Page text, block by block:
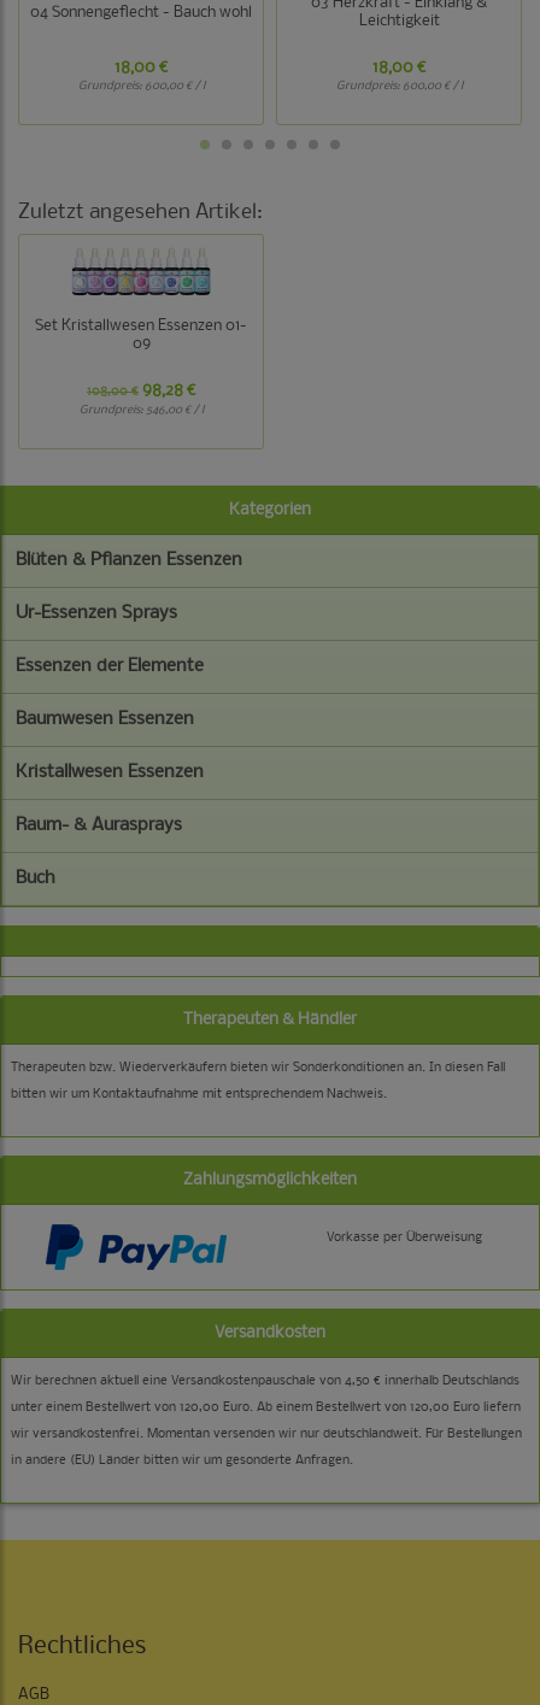
Kategorien
Blüten & Pflanzen Essenzen
Ur-Essenzen Sprays
Essenzen der Elemente
Baumwesen Essenzen
Kristallwesen Essenzen
Raum- & Aurasprays
Buch
04 Sonnengeflecht - Bauch wohl
18,00 €
Grundpreis: 600,00 € / l
03 Herzkraft - Einklang &
Leichtigkeit
18,00 €
Grundpreis: 600,00 € / l
Zuletzt angesehen Artikel:
Set Kristallwesen Essenzen 01-
09
108,00 € 98,28 €
Grundpreis: 546,00 € / l
Therapeuten & Händler
Therapeuten bzw. Wiederverkäufern bieten wir Sonderkonditionen an. In diesen Fall
bitten wir um Kontaktaufnahme mit entsprechendem Nachweis.
Zahlungsmöglichkeiten
Vorkasse per Überweisung
Versandkosten
Wir berechnen aktuell eine Versandkostenpauschale von 4,50 € innerhalb Deutschlands
unter einem Bestellwert von 120,00 Euro. Ab einem Bestellwert von 120,00 Euro liefern
wir versandkostenfrei. Momentan versenden wir nur deutschlandweit. Für Bestellungen
in andere (EU) Länder bitten wir um gesonderte Anfragen.
Rechtliches
AGB